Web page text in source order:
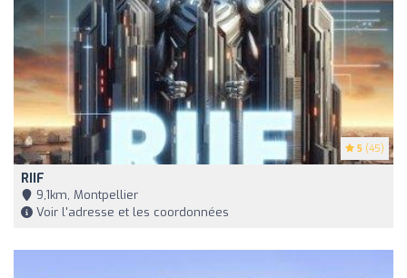
5 (45)
RIIF
9,1km, Montpellier
Voir l'adresse et les coordonnées